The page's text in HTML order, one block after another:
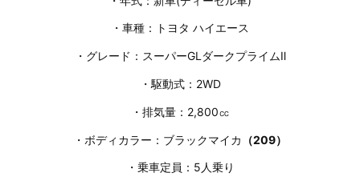
・車種：トヨタ ハイエース
・グレード：スーパーGLダークプライムⅡ
・駆動式：2WD
・排気量：2,800㏄
・ボディカラー：ブラックマイカ （209）
・乗車定員：5人乗り